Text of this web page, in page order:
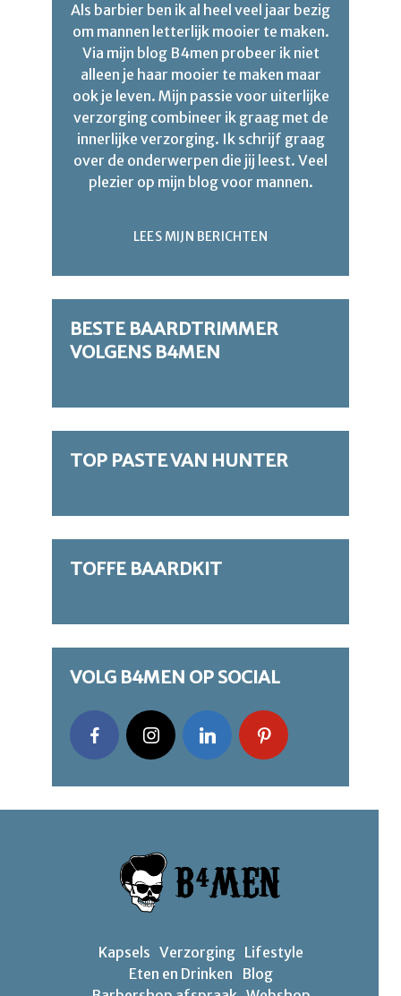
Als barbier ben ik al heel veel jaar bezig
om mannen letterlijk mooier te maken.
Via mijn blog B4men probeer ik niet
alleen je haar mooier te maken maar
ook je leven. Mijn passie voor uiterlijke
verzorging combineer ik graag met de
innerlijke verzorging. Ik schrijf graag
over de onderwerpen die jij leest. Veel
plezier op mijn blog voor mannen.
LEES MIJN BERICHTEN
BESTE BAARDTRIMMER
VOLGENS B4MEN
TOP PASTE VAN HUNTER
TOFFE BAARDKIT
VOLG B4MEN OP SOCIAL
Kapsels Verzorging Lifestyle
Eten en Drinken
Blog